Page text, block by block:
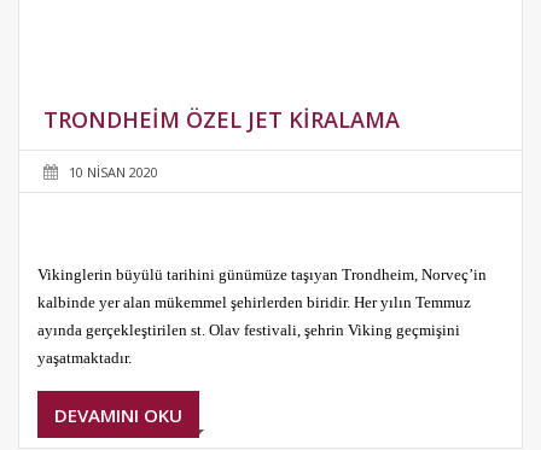
TRONDHEIM ÖZEL JET KIRALAMA
10 NISAN 2020
Vikinglerin büyülü tarihini günümüze taşıyan Trondheim, Norveç’in
kalbinde yer alan mükemmel şehirlerden biridir. Her yılın Temmuz
ayında gerçekleştirilen st. Olav festivali, şehrin Viking geçmişini
yaşatmaktadır.
DEVAMINI OKU